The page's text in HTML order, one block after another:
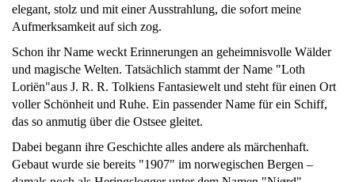
elegant, stolz und mit einer Ausstrahlung, die sofort meine
Aufmerksamkeit auf sich zog.
Schon ihr Name weckt Erinnerungen an geheimnisvolle Wälder
und magische Welten. Tatsächlich stammt der Name "Loth
Loriën"aus J. R. R. Tolkiens Fantasiewelt und steht für einen Ort
voller Schönheit und Ruhe. Ein passender Name für ein Schiff,
das so anmutig über die Ostsee gleitet.
Dabei begann ihre Geschichte alles andere als märchenhaft.
Gebaut wurde sie bereits "1907" im norwegischen Bergen –